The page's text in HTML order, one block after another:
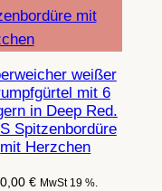
weißer
mit 6
in Deep Red.
Spitzenbordüre
mit Herzchen
€ MwSt 19 %.